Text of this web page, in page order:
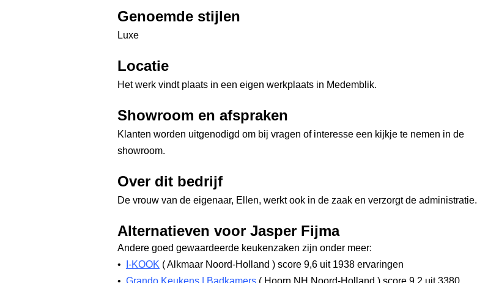
Genoemde stijlen
Luxe
Locatie
Het werk vindt plaats in een eigen werkplaats in Medemblik.
Showroom en afspraken
Klanten worden uitgenodigd om bij vragen of interesse een kijkje te nemen in de
showroom.
Over dit bedrijf
De vrouw van de eigenaar, Ellen, werkt ook in de zaak en verzorgt de administratie.
Alternatieven voor Jasper Fijma
Andere goed gewaardeerde keukenzaken zijn onder meer:
•
I-KOOK (Alkmaar Noord-Holland ) score 9,6 uit 1938 ervaringen
• Grando Keukens | Badkamers ( Hoorn NH Noord-Holland ) score 9,2 uit 3380